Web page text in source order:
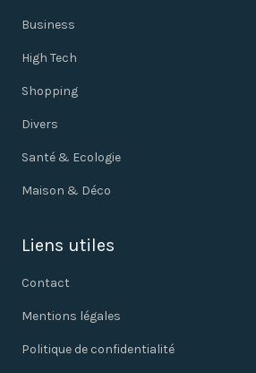
Business
High Tech
Shopping
Divers
Santé & Ecologie
Maison & Déco
Liens utiles
Contact
Mentions légales
Politique de confidentialité